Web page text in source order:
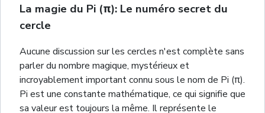
La magie du Pi (π): Le numéro secret du
cercle
Aucune discussion sur les cercles n'est complète sans
parler du nombre magique, mystérieux et
incroyablement important connu sous le nom de Pi (π).
Pi est une constante mathématique, ce qui signifie que
sa valeur est toujours la même. Il représente le